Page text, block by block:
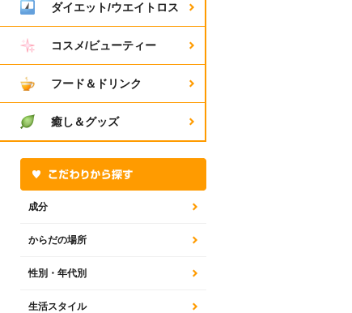
ダイエット/ウエイトロス
コスメ/ビューティー
フード＆ドリンク
癒し＆グッズ
成分
からだの場所
性別・年代別
生活スタイル